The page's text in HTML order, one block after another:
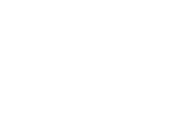
Nou, niet
van het project